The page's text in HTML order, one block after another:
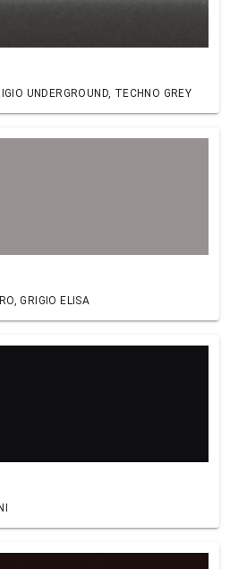
UNDERGROUND, TECHNO GREY
GRIGIO ELISA